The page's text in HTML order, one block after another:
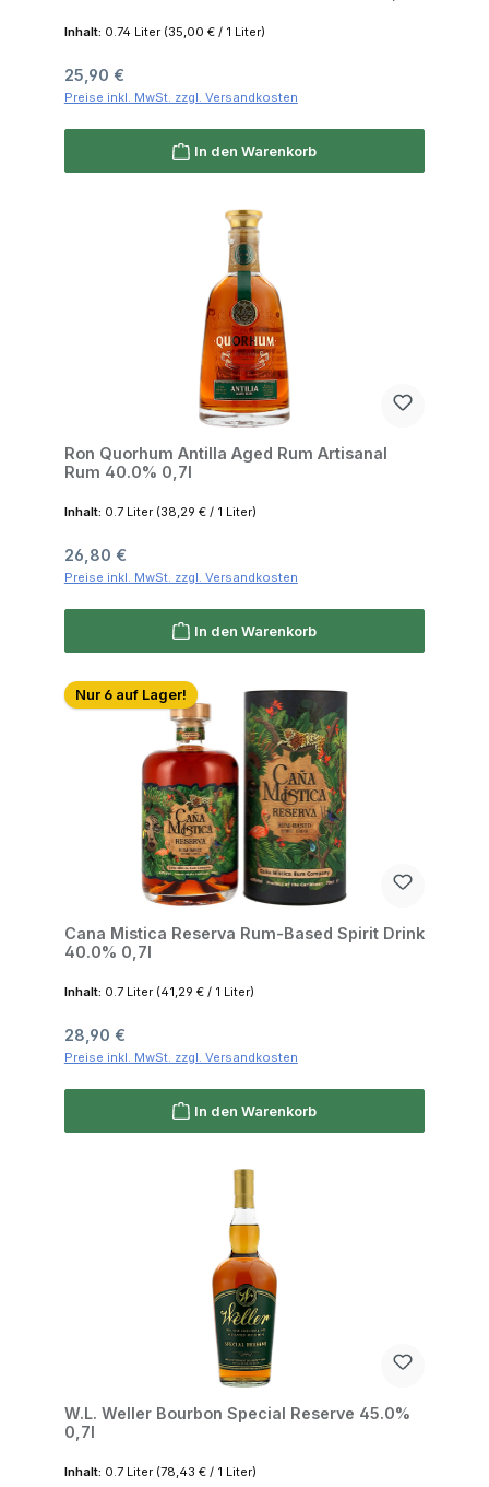
Inhalt: 0.74 Liter (35,00 € / 1 Liter)
Regulärer Preis:
25,90 €
Preise inkl. MwSt. zzgl. Versandkosten
In den Warenkorb
Ron Quorhum Antilla Aged Rum Artisanal
Rum 40.0% 0,7l
Inhalt: 0.7 Liter (38,29 € / 1 Liter)
Regulärer Preis:
26,80 €
Preise inkl. MwSt. zzgl. Versandkosten
In den Warenkorb
Nur 6 auf Lager!
Cana Mistica Reserva Rum-Based Spirit Drink
40.0% 0,7l
Inhalt: 0.7 Liter (41,29 € / 1 Liter)
Regulärer Preis:
28,90 €
Preise inkl. MwSt. zzgl. Versandkosten
In den Warenkorb
W.L. Weller Bourbon Special Reserve 45.0%
0,7l
Inhalt: 0.7 Liter (78,43 € / 1 Liter)